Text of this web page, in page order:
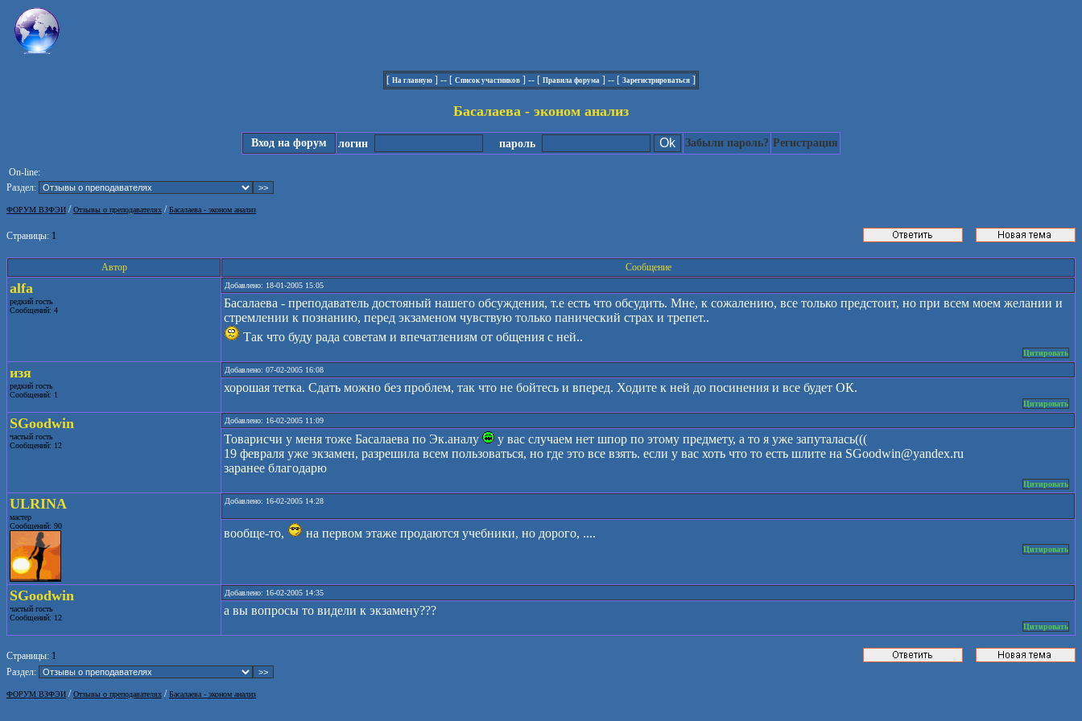
[ На главную ] -- [ Список участников ] -- [ Правила форума ] -- [ Зарегистрироваться ]
Басалаева - эконом анализ
Вход на форум логин пароль Забыли пароль? Регистрация
On-line:
Раздел:
ФОРУМ ВЗФЭИ /Отзывы о преподавателях /Басалаева - эконом анализ
Страницы: 1
Автор Сообщение
alfa
редкий гость
Сообщений: 4
Добавлено: 18-01-2005 15:05
Басалаева - преподаватель достояный нашего обсуждения, т.е есть что обсудить. Мне, к сожалению, все только предстоит, но при всем моем желании и
стремлении к познанию, перед экзаменом чувствую только панический страх и трепет..
Так что буду рада советам и впечатлениям от общения с ней..
Цитировать
изя
редкий гость
Сообщений: 1
Добавлено: 07-02-2005 16:08
хорошая тетка. Сдать можно без проблем, так что не бойтесь и вперед. Ходите к ней до посинения и все будет ОК.
Цитировать
SGoodwin
частый гость
Сообщений: 12
Добавлено: 16-02-2005 11:09
Товарисчи у меня тоже Басалаева по Эк.аналу
у вас случаем нет шпор по этому предмету, а то я уже запуталась(((
19 февраля уже экзамен, разрешила всем пользоваться, но где это все взять. если у вас хоть что то есть шлите на SGoodwin@yandex.ru
заранее благодарю
Цитировать
ULRINA
мастер
Сообщений: 90
Добавлено: 16-02-2005 14:28
вообще-то, на первом этаже продаются учебники, но дорого, ....
Цитировать
SGoodwin
частый гость
Сообщений: 12
Добавлено: 16-02-2005 14:35
а вы вопросы то видели к экзамену???
Цитировать
Страницы: 1
Раздел:
ФОРУМ ВЗФЭИ /Отзывы о преподавателях /Басалаева - эконом анализ